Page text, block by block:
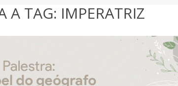
A TAG: IMPERATRIZ